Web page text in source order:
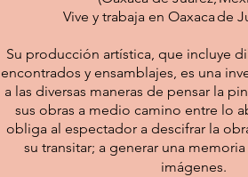
Vive y trabaja en Oaxaca de
Su producción artística, que incluye
encontrados y ensamblajes, es una
a las diversas maneras de pensar la
sus obras a medio camino entre lo
obliga al espectador a descifrar la
su transitar; a generar una
imágenes.